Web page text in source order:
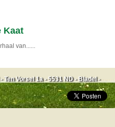
Kaat
van......
Ten Vorsel 1a - 5531 ND - Bladel -